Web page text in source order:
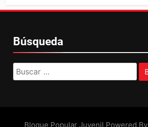
Búsqueda
Buscar:
Bloque Popular Juvenil Powered By